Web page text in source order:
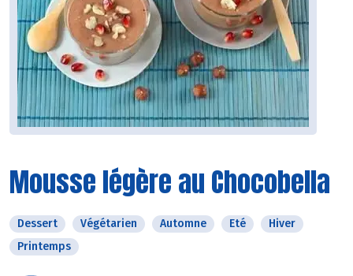
Mousse légère au Chocobella
Dessert Végétarien Automne Eté
Hiver
Printemps